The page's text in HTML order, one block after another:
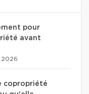
pour
avant
2026
copropriété